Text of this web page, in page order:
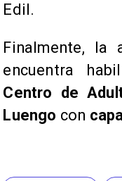
Edil.
Finalmente, la
encuentra
Centro de
Luengo con